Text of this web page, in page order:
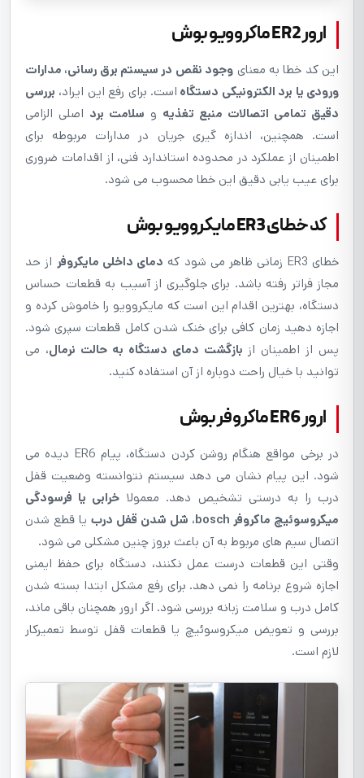
ارور ER2 ماکروویو بوش
این کد خطا به معنای وجود نقص در سیستم برق رسانی، مدارات
ورودی یا برد الکترونیکی دستگاه است. برای رفع این ایراد، بررسی
دقیق تمامی اتصالات منبع تغذیه و سلامت برد اصلی الزامی
است. همچنین، اندازه گیری جریان در مدارات مربوطه برای
اطمینان از عملکرد در محدوده استاندارد فنی، از اقدامات ضروری
برای عیب یابی دقیق این خطا محسوب می شود.
کد خطای ER3 مایکروویو بوش
خطای ER3 زمانی ظاهر می شود که دمای داخلی مایکروفر از حد
مجاز فراتر رفته باشد. برای جلوگیری از آسیب به قطعات حساس
دستگاه، بهترین اقدام این است که مایکروویو را خاموش کرده و
اجازه دهید زمان کافی برای خنک شدن کامل قطعات سپری شود.
پس از اطمینان از بازگشت دمای دستگاه به حالت نرمال، می
توانید با خیال راحت دوباره از آن استفاده کنید.
ارور ER6 ماکروفر بوش
در برخی مواقع هنگام روشن کردن دستگاه، پیام ER6 دیده می
شود. این پیام نشان می دهد سیستم نتوانسته وضعیت قفل
درب را به درستی تشخیص دهد. معمولا خرابی یا فرسودگی
میکروسوئیچ ماکروفر bosch
، شل شدن قفل درب یا قطع شدن
اتصال سیم های مربوط به آن باعث بروز چنین مشکلی می شود.
وقتی این قطعات درست عمل نکنند، دستگاه برای حفظ ایمنی
اجازه شروع برنامه را نمی دهد. برای رفع مشکل ابتدا بسته شدن
کامل درب و سلامت زبانه بررسی شود. اگر ارور همچنان باقی ماند،
بررسی و تعویض میکروسوئیچ یا قطعات قفل توسط تعمیرکار
لازم است.